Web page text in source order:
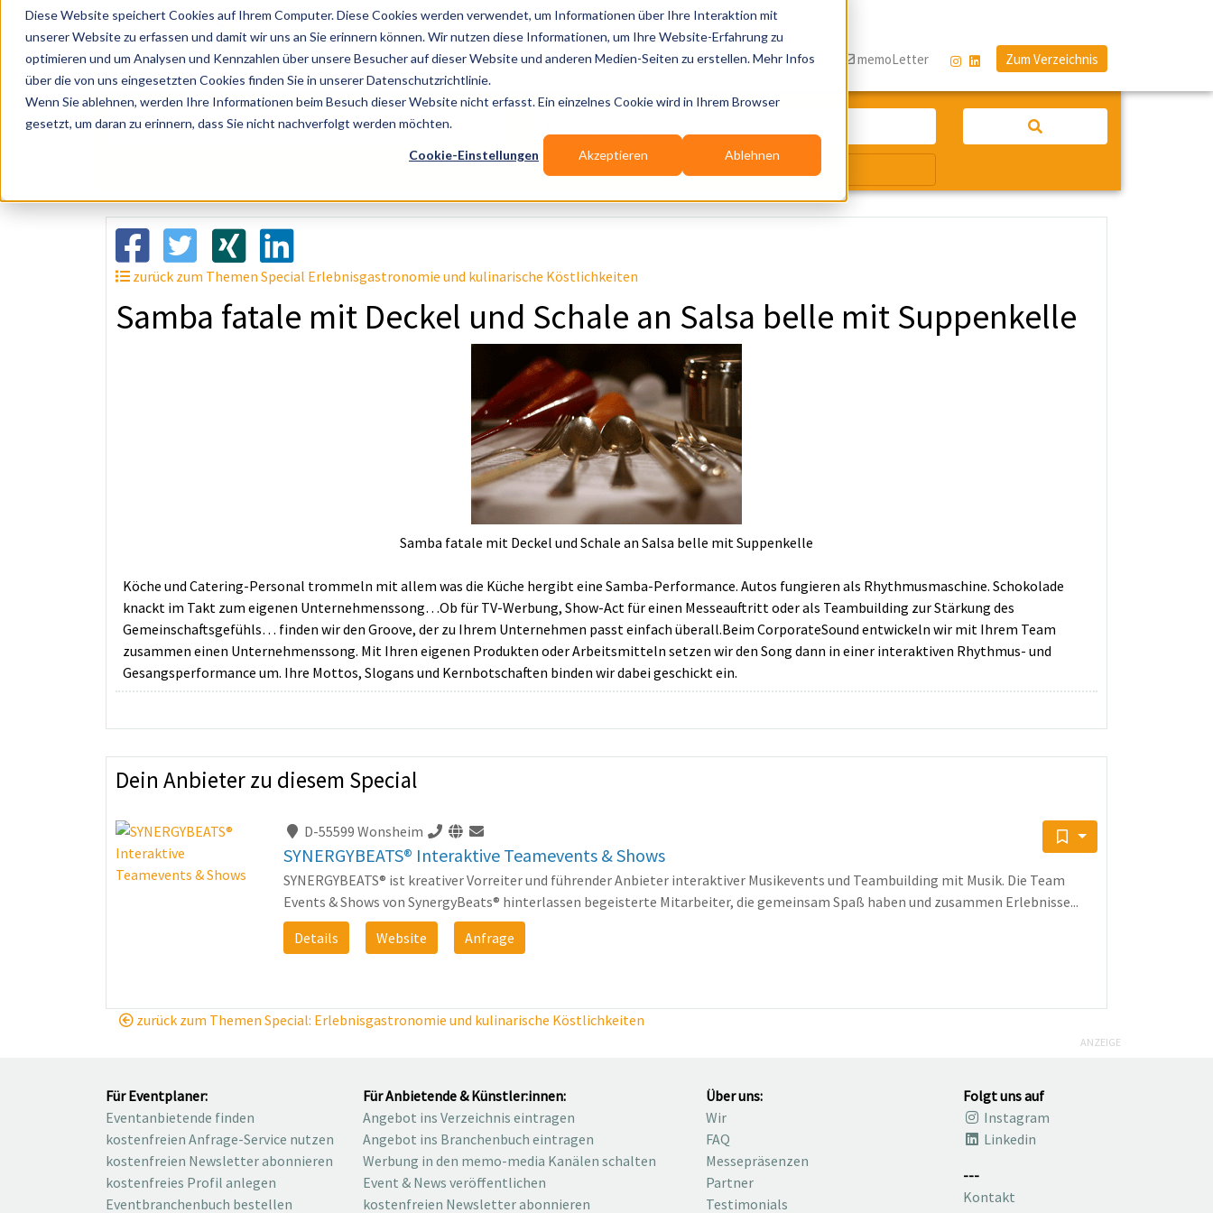
Diese Website speichert Cookies auf Ihrem Computer. Diese Cookies werden verwendet, um Informationen über Ihre Interaktion mit
unserer Website zu erfassen und damit wir uns an Sie erinnern können. Wir nutzen diese Informationen, um Ihre Website-Erfahrung zu
optimieren und um Analysen und Kennzahlen über unsere Besucher auf dieser Website und anderen Medien-Seiten zu erstellen. Mehr Infos
über die von uns eingesetzten Cookies finden Sie in unserer Datenschutzrichtlinie.
Wenn Sie ablehnen, werden Ihre Informationen beim Besuch dieser Website nicht erfasst. Ein einzelnes Cookie wird in Ihrem Browser
gesetzt, um daran zu erinnern, dass Sie nicht nachverfolgt werden möchten.
Cookie-Einstellungen Akzeptieren Ablehnen
zurück zum Themen Special Erlebnisgastronomie und kulinarische Köstlichkeiten
Samba fatale mit Deckel und Schale an Salsa belle mit Suppenkelle
Samba fatale mit Deckel und Schale an Salsa belle mit Suppenkelle
Köche und Catering-Personal trommeln mit allem was die Küche hergibt eine Samba-Performance. Autos fungieren als Rhythmusmaschine. Schokolade
knackt im Takt zum eigenen Unternehmenssong…Ob für TV-Werbung, Show-Act für einen Messeauftritt oder als Teambuilding zur Stärkung des
Gemeinschaftsgefühls… finden wir den Groove, der zu Ihrem Unternehmen passt einfach überall.Beim CorporateSound entwickeln wir mit Ihrem Team
zusammen einen Unternehmenssong. Mit Ihren eigenen Produkten oder Arbeitsmitteln setzen wir den Song dann in einer interaktiven Rhythmus- und
Gesangsperformance um. Ihre Mottos, Slogans und Kernbotschaften binden wir dabei geschickt ein.
Dein Anbieter zu diesem Special
D-55599 Wonsheim
SYNERGYBEATS® Interaktive Teamevents & Shows
SYNERGYBEATS® ist kreativer Vorreiter und führender Anbieter interaktiver Musikevents und Teambuilding mit Musik. Die Team
Events & Shows von SynergyBeats® hinterlassen begeisterte Mitarbeiter, die gemeinsam Spaß haben und zusammen Erlebnisse...
Details
Website Anfrage
zurück zum Themen Special: Erlebnisgastronomie und kulinarische Köstlichkeiten
Publikationen Branchen-Infos Services Blog memoLetter Zum Verzeichnis
Künstler, Zelte, Bands, Catering, ...
Wir suchen für Dich
ANZEIGE
Für Eventplaner:
Eventanbietende finden
kostenfreien Anfrage-Service nutzen
kostenfreien Newsletter abonnieren
kostenfreies Profil anlegen
Eventbranchenbuch bestellen
Für Anbietende & Künstler:innen:
Angebot ins Verzeichnis eintragen
Angebot ins Branchenbuch eintragen
Werbung in den memo-media Kanälen schalten
Event & News veröffentlichen
kostenfreien Newsletter abonnieren
Über uns:
Wir
FAQ
Messepräsenzen
Partner
Testimonials
Folgt uns auf
Instagram
Linkedin
---
Kontakt